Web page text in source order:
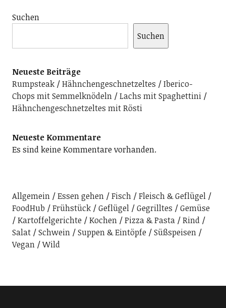
Suchen
Suchen
Neueste Beiträge
Rumpsteak
Hähnchengeschnetzeltes
Iberico-
Chops mit Semmelknödeln
Lachs mit Spaghettini
Hähnchengeschnetzeltes mit Rösti
Neueste Kommentare
Es sind keine Kommentare vorhanden.
Allgemein Essen gehen Fisch
Fleisch & Geflügel
FoodHub
Frühstück Geflügel Gegrilltes
Gemüse
Kartoffelgerichte
Kochen Pizza & Pasta
Rind
Salat
Schwein Suppen & Eintöpfe
Süßspeisen
Vegan
Wild